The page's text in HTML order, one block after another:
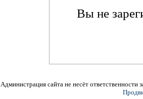
Вы не
Администрация сайта не несёт ответственности